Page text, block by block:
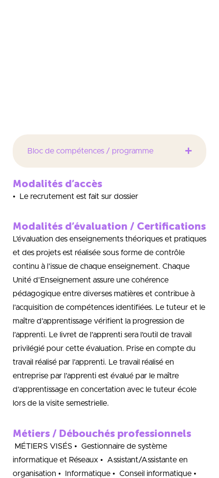
Bloc de compétences / programme
Modalités d’accès
• Le recrutement est fait sur dossier
Modalités d’évaluation / Certifications
L’évaluation des enseignements théoriques et pratiques
et des projets est réalisée sous forme de contrôle
continu à l’issue de chaque enseignement. Chaque
Unité d’Enseignement assure une cohérence
pédagogique entre diverses matières et contribue à
l’acquisition de compétences identifiées. Le tuteur et le
maître d’apprentissage vérifient la progression de
l’apprenti. Le livret de l’apprenti sera l’outil de travail
privilégié pour cette évaluation. Prise en compte du
travail réalisé par l’apprenti. Le travail réalisé en
entreprise par l’apprenti est évalué par le maître
d’apprentissage en concertation avec le tuteur école
lors de la visite semestrielle.
Métiers / Débouchés professionnels
MÉTIERS VISÉS • Gestionnaire de système
informatique et Réseaux • Assistant/Assistante en
organisation • Informatique • Conseil informatique •